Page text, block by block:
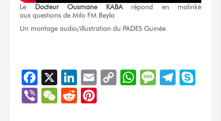
Le Docteur Ousmane KABArépond en malinké
aux questions de Milo FM Beyla
Un montage audio/illustration du PADES Guinée
Facebook
X LinkedIn
EmailCopyWhatsApp
Message
ViberWeChat
Reddit